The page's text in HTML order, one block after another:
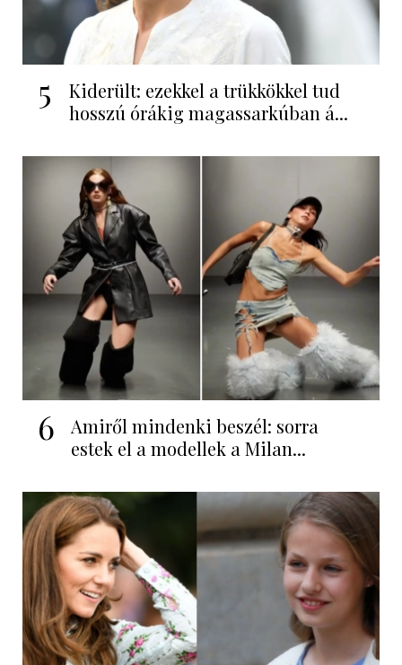
5
Kiderült: ezekkel a trükkökkel tud
hosszú órákig magassarkúban á...
6
Amiről mindenki beszél: sorra
estek el a modellek a Milan...